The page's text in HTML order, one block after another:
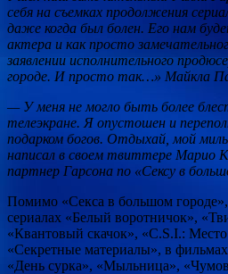
себя на съемках продолжения
даже когда был болен. Его нам
актера и как просто
заявлении исполнительного
городе. И просто так…» Майкла
— У меня не могло быть более
телеэкране. Я опустошен и
подарком богов. Отдыхай, мой
написал в своем твиттере Марио
партнер Гарсона по «Сексу в
Помимо «Секса в большом
сериалах «Белый воротничок»,
«Квантовый скачок», «C.S.I.:
«Секретные материалы», в
«День сурка», «Мыльница»,